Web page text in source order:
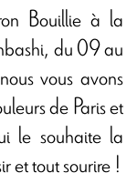
Bouillie à la
du 09 au
vous avons
de Paris et
le souhaite la
et tout sourire !